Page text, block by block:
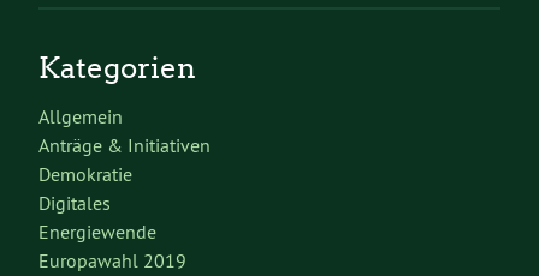
Kategorien
Allgemein
Anträge & Initiativen
Demokratie
Digitales
Energiewende
Europawahl 2019